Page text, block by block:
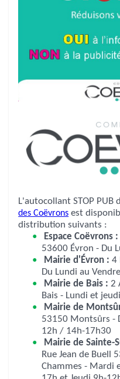
L'autocollant STOP PUB
des Coëvrons est disponible dans les
distribution suivants :
Espace Coëvrons :
53600
Mairie d'Évron : 4 Rue de Hertford 53600 Évron -
Du Lundi au
Mairie de Bais : 2 Avenue Auguste Janvier 53160
Bais - Lundi et
Mairie de
53150 Montsûrs - Du lundi au vendredi 8h30-
12h / 14h-17h30
Mairie de Sainte-
Rue Jean de Buell 53270 Sainte-Suzanne-et-
Chammes - Mardi et Vendredi 9h-12h30 / 13h30-